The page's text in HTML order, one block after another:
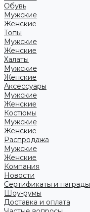
Обувь
Мужские
Женские
Топы
Мужские
Женские
Халаты
Мужские
Женские
Аксессуары
Мужские
Женские
Костюмы
Мужские
Женские
Распродажа
Мужские
Женские
Компания
Новости
Сертификаты и награды
Шоу-румы
Доставка и оплата